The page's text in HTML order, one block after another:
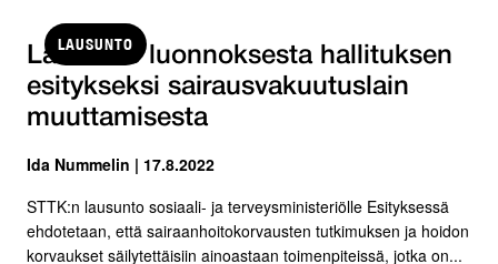
LAUSUNTO
Lausunto luonnoksesta hallituksen
esitykseksi sairausvakuutuslain
muuttamisesta
Ida Nummelin | 17.8.2022
STTK:n lausunto sosiaali- ja terveysministeriölle Esityksessä
ehdotetaan, että sairaanhoitokorvausten tutkimuksen ja hoidon
korvaukset säilytettäisiin ainoastaan toimenpiteissä, jotka on...